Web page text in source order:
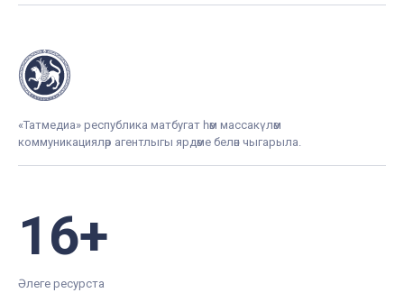
«Татмедиа» республика матбугат һәм массакүләм
коммуникацияләр агентлыгы ярдәме белән чыгарыла.
16+
Әлеге ресурста